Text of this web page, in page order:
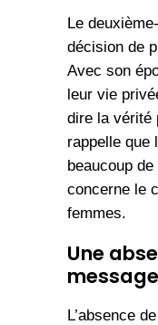
Le
décision de
Avec son
leur vie
dire la vérité
rappelle que
beaucoup
concerne le
femmes.
Une
L’absence